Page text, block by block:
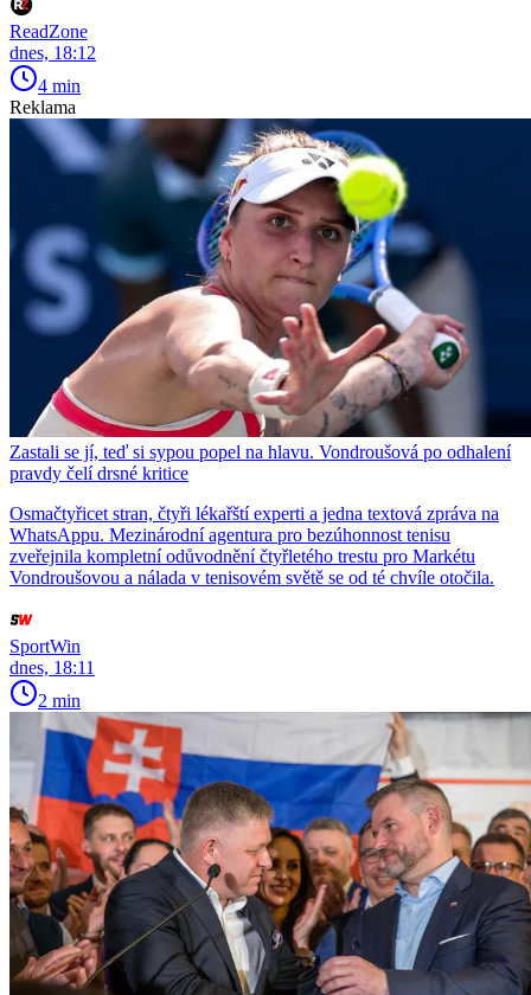
ReadZone
dnes, 18:12
4 min
Reklama
Zastali se jí, teď si sypou popel na hlavu. Vondroušová po odhalení
pravdy čelí drsné kritice
Osmačtyřicet stran, čtyři lékařští experti a jedna textová zpráva na
WhatsAppu. Mezinárodní agentura pro bezúhonnost tenisu
zveřejnila kompletní odůvodnění čtyřletého trestu pro Markétu
Vondroušovou a nálada v tenisovém světě se od té chvíle otočila.
SportWin
dnes, 18:11
2 min